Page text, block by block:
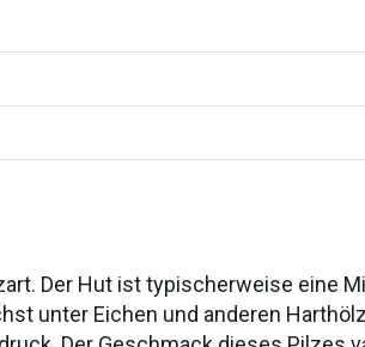
Der Hut ist typischerweise eine
unter Eichen und anderen